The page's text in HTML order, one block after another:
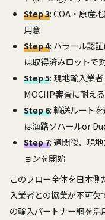
Step 3: COA・原産
用意
Step 4: ハラール認
は取得済みロットで
Step 5: 現地輸入業
MOCIIP審査に耐え
Step 6: 輸送ルート
は海路ソハールor
Step 7: 通関後、現
ョンを開始
このフロー全体を日本
入業者との協業が不可
の輸入パートナー網を